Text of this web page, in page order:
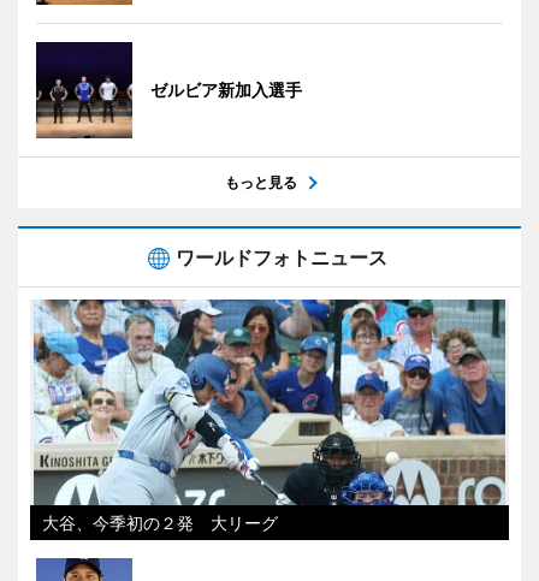
ゼルビア新加入選手
もっと見る
ワールドフォトニュース
大谷、今季初の２発 大リーグ